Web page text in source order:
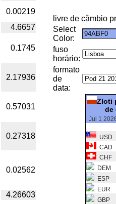
0.00219
4.6657
0.1745
2.17936
0.57031
0.27318
0.02562
4.26603
livre de câmbio
Select
Color:
fuso
horário:
formato
de
data:
Zloti
de
Jul 1
USD
CAD
CHF
DEM
ESP
EUR
GBP